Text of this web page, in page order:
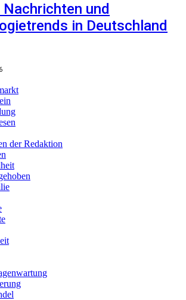
und
in Deutschland
der Redaktion